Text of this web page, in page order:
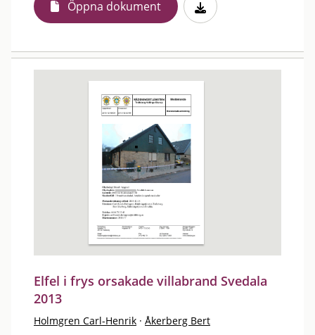
Öppna dokument
Elfel i frys orsakade villabrand Svedala
2013
Holmgren Carl-Henrik · Åkerberg Bert